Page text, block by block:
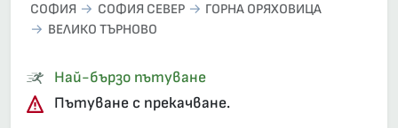
СОФИЯ СОФИЯ СЕВЕР
ГОРНА ОРЯХОВИЦА
ВЕЛИКО ТЪРНОВО
Най-бързо пътуване
Пътуване с прекачване.